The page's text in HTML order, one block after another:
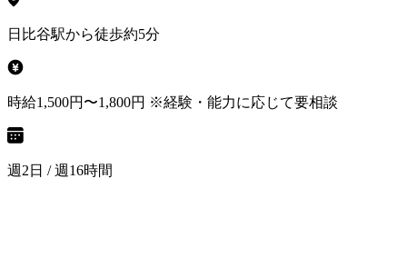
日比谷駅から徒歩約5分
時給1,500円〜1,800円 ※経験・能力に応じて要相談
週2日 / 週16時間